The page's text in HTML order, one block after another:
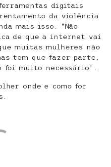
digitais
da violência
mais isso. “Não
de que a internet vai
muitas mulheres não
tem que fazer parte,
foi muito necessário”.
onde e como for